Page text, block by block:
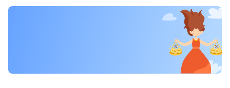
производит исключительно приятное впечатление.
Удивительное сочетание таланта, профессионализма
и человеческого отношения. Приём прошёл отлично,
было комфортно, спокойно, чувствуется высокий
уровень врача. К Анне Жеромовне я шла по
рекомендации знакомых, которые уже были у неё.
Такому доктору действительно хочется доверять и
приходить снова.